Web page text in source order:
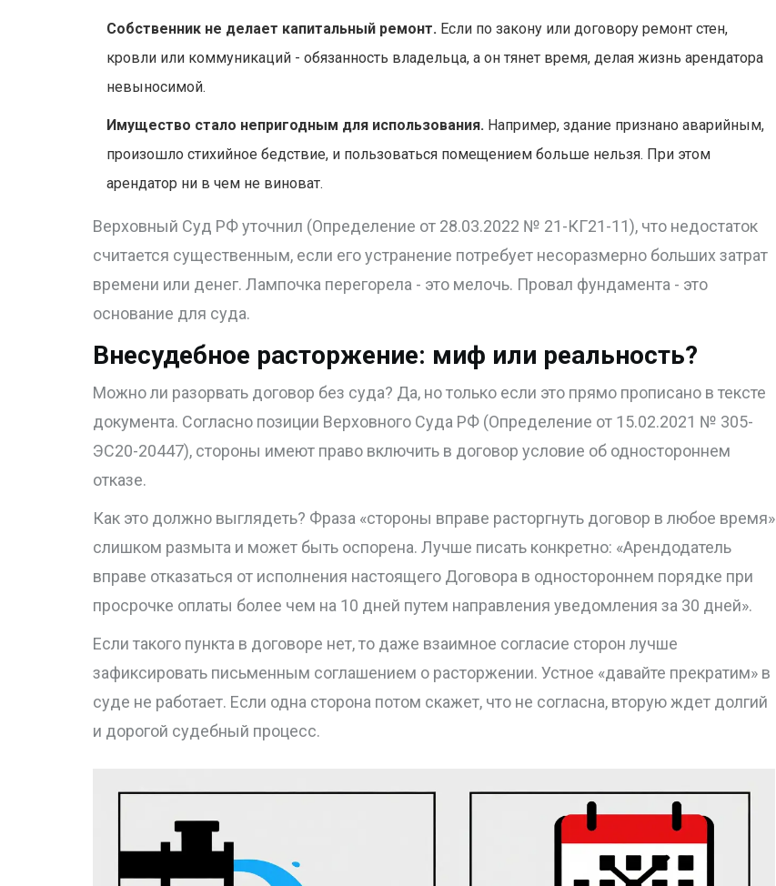
Собственник не делает капитальный ремонт. Если по закону или договору ремонт стен,
кровли или коммуникаций - обязанность владельца, а он тянет время, делая жизнь арендатора
невыносимой.
Имущество стало непригодным для использования. Например, здание признано аварийным,
произошло стихийное бедствие, и пользоваться помещением больше нельзя. При этом
арендатор ни в чем не виноват.
Верховный Суд РФ уточнил (Определение от 28.03.2022 № 21-КГ21-11), что недостаток
считается существенным, если его устранение потребует несоразмерно больших затрат
времени или денег. Лампочка перегорела - это мелочь. Провал фундамента - это
основание для суда.
Внесудебное расторжение: миф или реальность?
Можно ли разорвать договор без суда? Да, но только если это прямо прописано в тексте
документа. Согласно позиции Верховного Суда РФ (Определение от 15.02.2021 № 305-
ЭС20-20447), стороны имеют право включить в договор условие об одностороннем
отказе.
Как это должно выглядеть? Фраза «стороны вправе расторгнуть договор в любое время»
слишком размыта и может быть оспорена. Лучше писать конкретно: «Арендодатель
вправе отказаться от исполнения настоящего Договора в одностороннем порядке при
просрочке оплаты более чем на 10 дней путем направления уведомления за 30 дней».
Если такого пункта в договоре нет, то даже взаимное согласие сторон лучше
зафиксировать письменным соглашением о расторжении. Устное «давайте прекратим» в
суде не работает. Если одна сторона потом скажет, что не согласна, вторую ждет долгий
и дорогой судебный процесс.